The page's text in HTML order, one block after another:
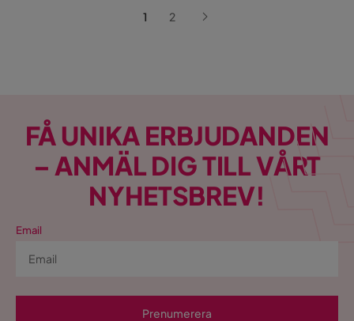
1 2
FÅ UNIKA ERBJUDANDEN
– ANMÄL DIG TILL VÅRT
NYHETSBREV!
Email
Prenumerera